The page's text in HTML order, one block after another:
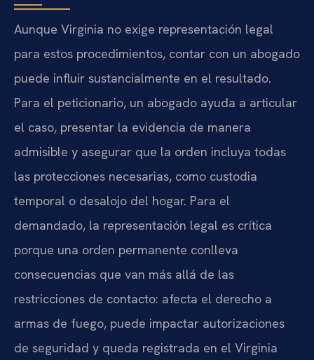
Aunque Virginia no exige representación legal
para estos procedimientos, contar con un abogado
puede influir sustancialmente en el resultado.
Para el peticionario, un abogado ayuda a articular
el caso, presentar la evidencia de manera
admisible y asegurar que la orden incluya todas
las protecciones necesarias, como custodia
temporal o desalojo del hogar. Para el
demandado, la representación legal es crítica
porque una orden permanente conlleva
consecuencias que van más allá de las
restricciones de contacto: afecta el derecho a
armas de fuego, puede impactar autorizaciones
de seguridad y queda registrada en el Virginia